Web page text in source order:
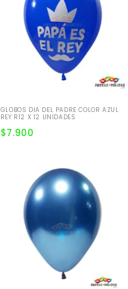
GLOBOS DIA DEL PADRE COLOR AZUL
REY R12 X 12 UNIDADES
$7.900